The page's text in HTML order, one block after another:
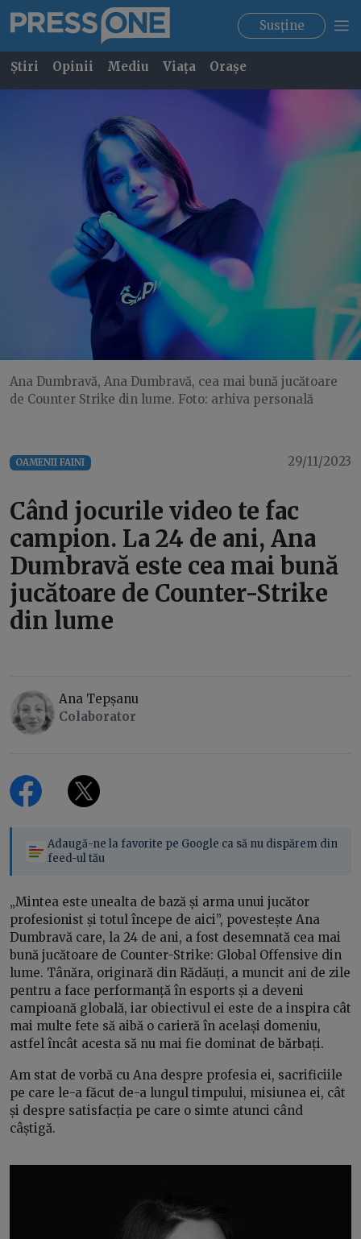
Susține
Știri Opinii Mediu Viața Orașe
Ana Dumbravă, Ana Dumbravă, cea mai bună jucătoare
de Counter Strike din lume. Foto: arhiva personală
OAMENII FAINI 29/11/2023
Când jocurile video te fac
campion. La 24 de ani, Ana
Dumbravă este cea mai bună
jucătoare de Counter-Strike
din lume
Ana Tepșanu
Colaborator
Adaugă-ne la favorite pe Google ca să nu dispărem din
feed-ul tău
„Mintea este unealta de bază și arma unui jucător
profesionist și totul începe de aici”, povestește Ana
Dumbravă care, la 24 de ani, a fost desemnată cea mai
bună jucătoare de Counter-Strike: Global Offensive din
lume. Tânăra, originară din Rădăuți, a muncit ani de zile
pentru a face performanță în esports și a deveni
campioană globală, iar obiectivul ei este de a inspira cât
mai multe fete să aibă o carieră în același domeniu,
astfel încât acesta să nu mai fie dominat de bărbați.
Am stat de vorbă cu Ana despre profesia ei, sacrificiile
pe care le-a făcut de-a lungul timpului, misiunea ei, cât
și despre satisfacția pe care o simte atunci când
câștigă.